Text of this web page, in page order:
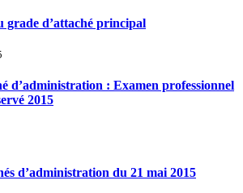
grade d’attaché principal
d’administration : Examen professionnel
2015
d’administration du 21 mai 2015